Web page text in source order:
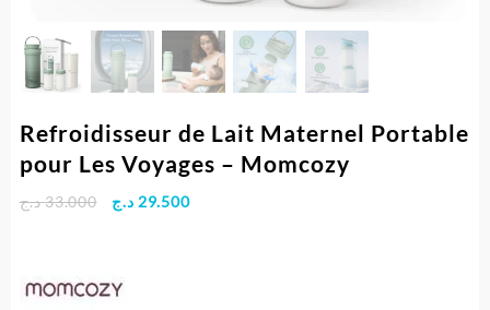
Refroidisseur de Lait Maternel Portable
pour Les Voyages – Momcozy
33.000 د.ج
Le 29.500 د.ج
Le